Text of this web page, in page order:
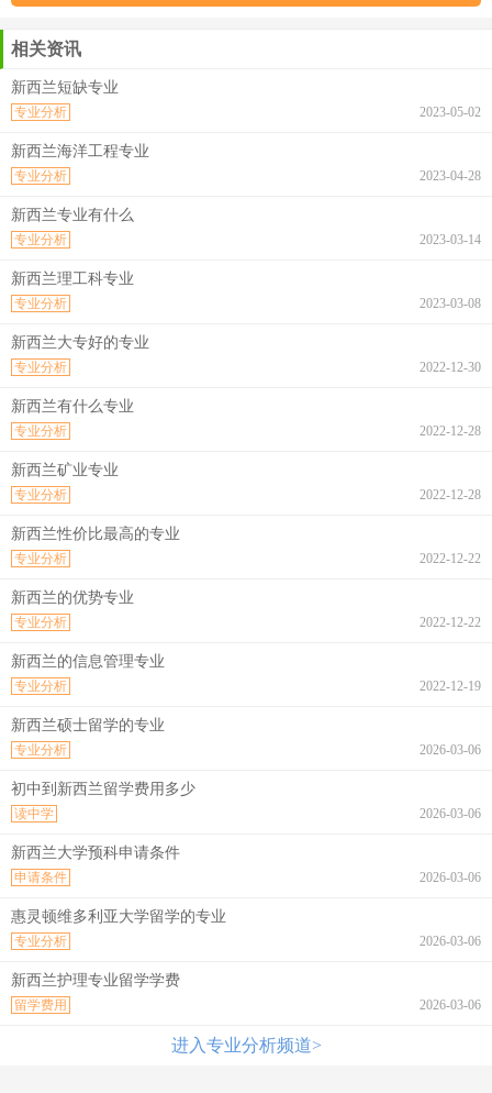
相关资讯
新西兰短缺专业
2023-05-02
专业分析
新西兰海洋工程专业
2023-04-28
专业分析
新西兰专业有什么
2023-03-14
专业分析
新西兰理工科专业
2023-03-08
专业分析
新西兰大专好的专业
2022-12-30
专业分析
新西兰有什么专业
2022-12-28
专业分析
新西兰矿业专业
2022-12-28
专业分析
新西兰性价比最高的专业
2022-12-22
专业分析
新西兰的优势专业
2022-12-22
专业分析
新西兰的信息管理专业
2022-12-19
专业分析
新西兰硕士留学的专业
2026-03-06
专业分析
初中到新西兰留学费用多少
2026-03-06
读中学
新西兰大学预科申请条件
2026-03-06
申请条件
惠灵顿维多利亚大学留学的专业
2026-03-06
专业分析
新西兰护理专业留学学费
2026-03-06
留学费用
进入专业分析频道>